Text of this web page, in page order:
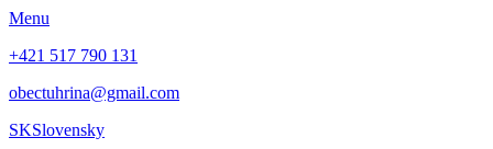
Menu
+421 517 790 131
obectuhrina@gmail.com
SKSlovensky